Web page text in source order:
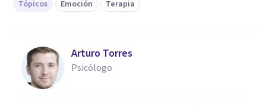
Tópicos Emoción Terapia
Arturo Torres
Psicólogo